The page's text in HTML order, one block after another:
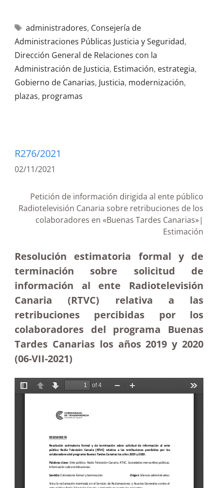
administradores, Consejería de
Administraciones Públicas Justicia y Seguridad,
Dirección General de Relaciones con la
Administración de Justicia, Estimación, estrategia,
Gobierno de Canarias, Justicia, modernización,
plazas, programas
R276/2021
02/11/2021
Petición de información dirigida al ente público
Radiotelevisión Canaria sobre retribuciones de los
colaboradores en «Buenas Tardes Canarias»|
Estimación
Resolución estimatoria formal y de
terminación sobre solicitud de
información al ente Radiotelevisión
Canaria (RTVC) relativa a las
retribuciones percibidas por los
colaboradores del programa Buenas
Tardes Canarias los años 2019 y 2020
(06-VII-2021)